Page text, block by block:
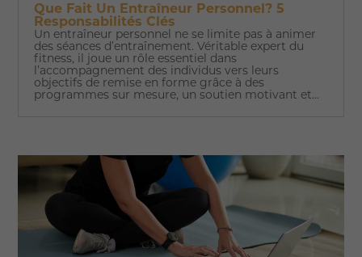
Que Fait Un Entraîneur Personnel? 5
Responsabilités Clés
Un entraîneur personnel ne se limite pas à animer
des séances d’entraînement. Véritable expert du
fitness, il joue un rôle essentiel dans
l’accompagnement des individus vers leurs
objectifs de remise en forme grâce à des
programmes sur mesure, un soutien motivant et...